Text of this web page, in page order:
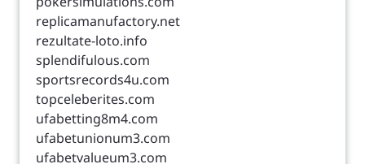
replicamanufactory.net
rezultate-loto.info
splendifulous.com
sportsrecords4u.com
topceleberites.com
ufabetting8m4.com
ufabetunionum3.com
ufabetvalueum3.com